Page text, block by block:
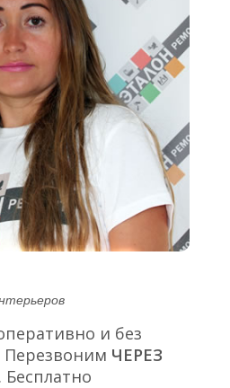
и без
ЧЕРЕЗ
. Бесплатно